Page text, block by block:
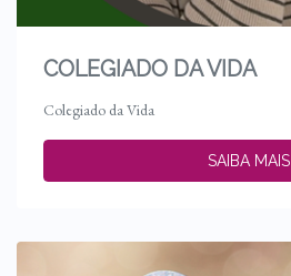
COLEGIADO DA VIDA
Colegiado da Vida
SAIBA MAIS